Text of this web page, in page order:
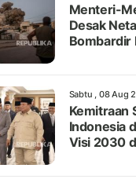
Menteri-
Desak
Bombardir
Sabtu , 08 Aug
Kemitraan
Indonesia
Visi 2030